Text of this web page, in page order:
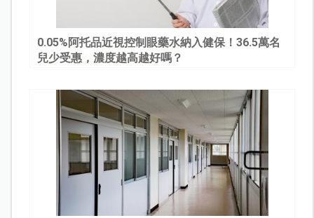
0.05%阿托品近視控制眼藥水納入健保！36.5萬名
兒少受惠，濃度越高越好嗎？